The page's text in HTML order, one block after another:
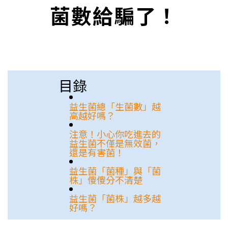
菌數給騙了！
目錄
益生菌總「生菌數」越
高越好嗎？
注意！小心你吃進去的
益生菌不僅是無效菌，
還是有害菌！
益生菌「菌種」與「菌
株」傻傻分不清楚
益生菌「菌株」越多越
好嗎？